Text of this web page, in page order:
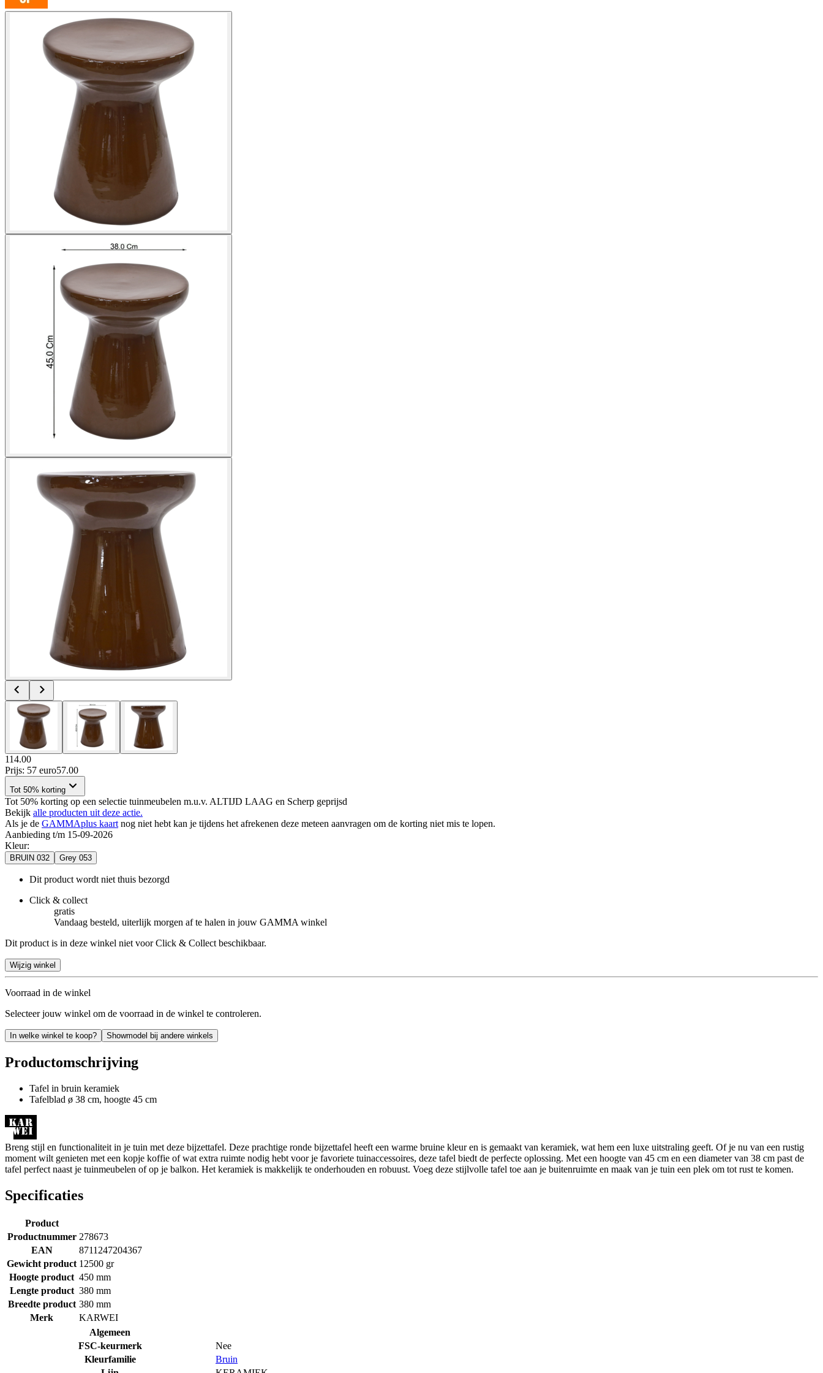
114.00
Prijs: 57 euro57.00
Tot 50% korting
Tot 50% korting op een selectie tuinmeubelen m.u.v. ALTIJD LAAG en Scherp geprijsd
Bekijk alle producten uit deze actie.
Als je de GAMMAplus kaart nog niet hebt kan je tijdens het afrekenen deze meteen aanvragen om de korting niet mis te lopen.
Aanbieding t/m 15-09-2026
Kleur:
BRUIN 032 Grey 053
Dit product wordt niet thuis bezorgd
Click & collect
gratis
Vandaag besteld, uiterlijk morgen af te halen in jouw GAMMA winkel
Dit product is in deze winkel niet voor Click & Collect beschikbaar.
Wijzig winkel
Voorraad in de winkel
Selecteer jouw winkel om de voorraad in de winkel te controleren.
In welke winkel te koop? Showmodel bij andere winkels
Productomschrijving
Tafel in bruin keramiek
Tafelblad ø 38 cm, hoogte 45 cm
Breng stijl en functionaliteit in je tuin met deze bijzettafel. Deze prachtige ronde bijzettafel heeft een warme bruine kleur en is gemaakt van keramiek, wat hem een luxe uitstraling geeft. Of je nu van een rustig
moment wilt genieten met een kopje koffie of wat extra ruimte nodig hebt voor je favoriete tuinaccessoires, deze tafel biedt de perfecte oplossing. Met een hoogte van 45 cm en een diameter van 38 cm past de
tafel perfect naast je tuinmeubelen of op je balkon. Het keramiek is makkelijk te onderhouden en robuust. Voeg deze stijlvolle tafel toe aan je buitenruimte en maak van je tuin een plek om tot rust te komen.
Specificaties
Product
Productnummer 278673
EAN
8711247204367
Gewicht product 12500 gr
Hoogte product 450 mm
Lengte product 380 mm
Breedte product 380 mm
Merk
KARWEI
Algemeen
FSC-keurmerk
Nee
Kleurfamilie
Bruin